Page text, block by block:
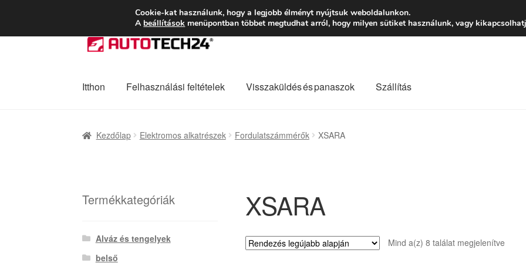
SZÁLLÍTÁS 2618 Ft-tól Hétfő-
Ugrás
a
Kilépés
a
Itthon Felhasználási feltételek Visszaküldés és panaszok Szállítás
Kezdőlap Elektromos alkatrészek Fordulatszámmérők XSARA
XSARA
Mind a(z) 8 találat megjelenítveSorted
Termékkategóriák
Alváz és tengelyek
belső
Cookie-kat használunk, hogy a legjobb élményt nyújtsuk weboldalunkon.
A beállítások menüpontban többet megtudhat arról, hogy milyen sütiket használunk, vagy